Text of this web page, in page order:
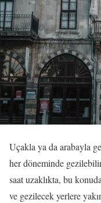
Uçakla ya da arabayla
her döneminde
saat uzaklıkta, bu
ve gezilecek yerlere